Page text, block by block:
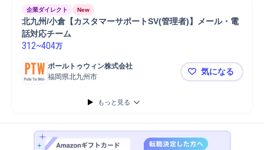
企業ダイレクト New
北九州/小倉【カスタマーサポートSV(管理者)】メール・電
話対応チーム
312~404万
ポールトゥウィン株式会社
福岡県北九州市
北九州/小倉
気になる
もっと見る